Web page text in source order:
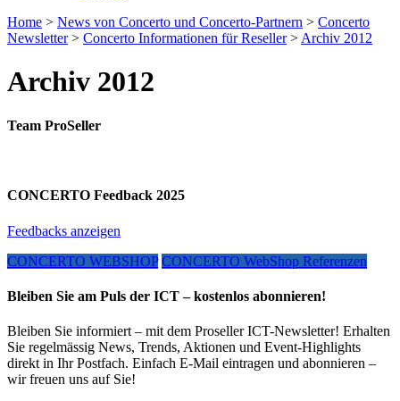
Home > News von Concerto und Concerto-Partnern > Concerto
Newsletter> Concerto Informationen für Reseller> Archiv 2012
Archiv 2012
Team ProSeller
CONCERTO Feedback 2025
Feedbacks anzeigen
CONCERTO WEBSHOP CONCERTO WebShop Referenzen
Bleiben Sie am Puls der ICT – kostenlos abonnieren!
Bleiben Sie informiert – mit dem Proseller ICT-Newsletter! Erhalten
Sie regelmässig News, Trends, Aktionen und Event-Highlights
direkt in Ihr Postfach. Einfach E-Mail eintragen und abonnieren –
wir freuen uns auf Sie!